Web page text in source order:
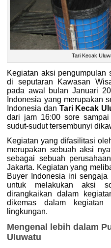
Tari Kecak
Kegiatan aksi pengumpulan
di seputaran Kawasan
pada awal bulan Januari
Indonesia yang merupakan
Indonesia dan Tari Kecak
dari jam 16:00 sore
sudut-sudut tersembunyi
Kegiatan yang difasilitasi
merupakan sebuah aksi
sebagai sebuah
Jakarta. Kegiatan yang
Buyer Indonesia ini
untuk melakukan aksi
dirangkaikan dalam
dikemas dalam kegiatan
lingkungan.
Mengenal lebih dalam
Uluwatu